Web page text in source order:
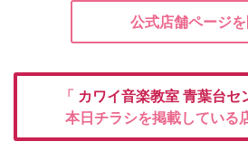
公式店舗ページを
「 カワイ音楽教室 青葉台セ
本日チラシを掲載している